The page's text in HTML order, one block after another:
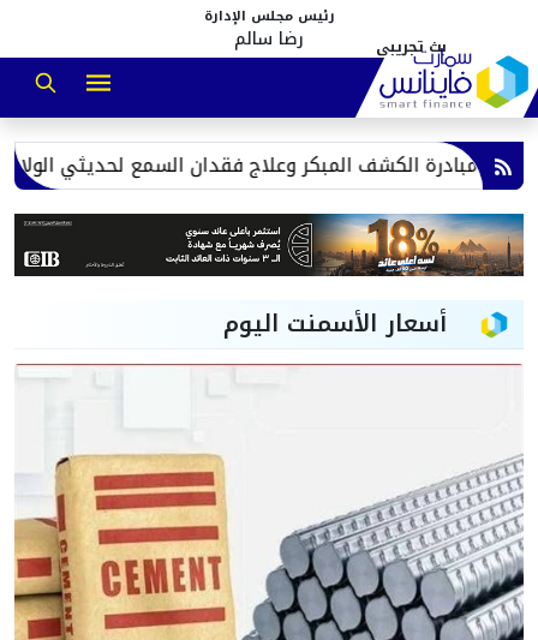
رئيس مجلس الإدارة
رضا سالم
حملات موسعة لرفع الإشغالات
أسعار الأسمنت اليوم